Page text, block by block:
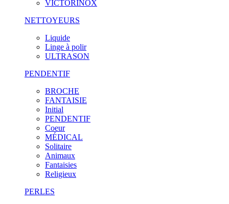
VICTORINOX
NETTOYEURS
Liquide
Linge à polir
ULTRASON
PENDENTIF
BROCHE
FANTAISIE
Initial
PENDENTIF
Coeur
MÉDICAL
Solitaire
Animaux
Fantaisies
Religieux
PERLES